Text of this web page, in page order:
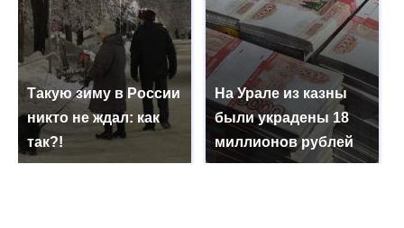
Такую зиму в России
никто не ждал: как
так?!
На Урале из казны
были украдены 18
миллионов рублей